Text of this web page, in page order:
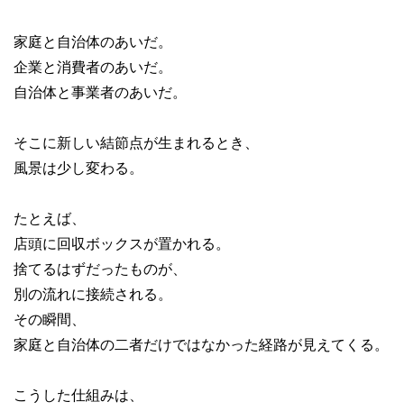
家庭と自治体のあいだ。
企業と消費者のあいだ。
自治体と事業者のあいだ。
そこに新しい結節点が生まれるとき、
風景は少し変わる。
たとえば、
店頭に回収ボックスが置かれる。
捨てるはずだったものが、
別の流れに接続される。
その瞬間、
家庭と自治体の二者だけではなかった経路が見えてくる。
こうした仕組みは、